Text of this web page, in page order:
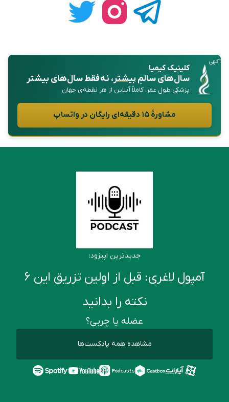
آگهی
کلینیک کیمیا
سال‌های سالمِبیشتر، نه فقط سال‌های بیشتر
پزشکی طول عمر، کاملاً آنلاین از هر نقطه‌ی جهان
مشاورهٔ ۱۵ دقیقه‌ای رایگان در واتساپ
جدیدترین اپیزود:
آمپول لاغری: قبل از اولین تزریق این ۶
نکته را بدانید
عضله یا چربی؟
مشاهده همه پادکست‌ها